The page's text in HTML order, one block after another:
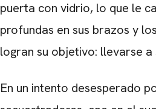
puerta con vidrio, lo que le
profundas en sus brazos y
logran su objetivo: llevarse a
En un intento desesperado
CARREGANDO